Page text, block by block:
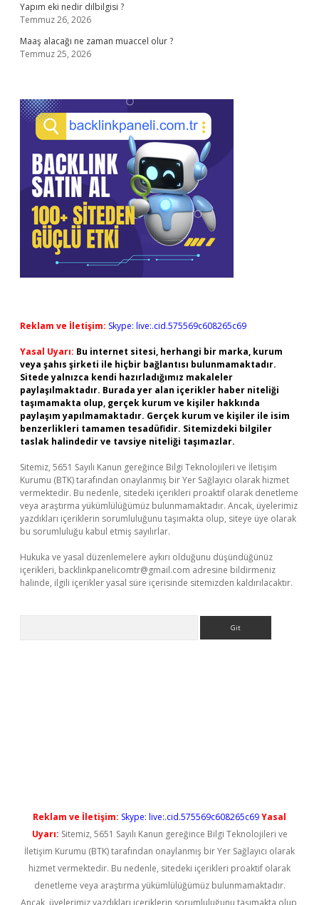
Yapım eki nedir dilbilgisi ?
Temmuz 26, 2026
Maaş alacağı ne zaman muaccel olur ?
Temmuz 25, 2026
Reklam ve İletişim: Skype: live:.cid.575569c608265c69
Yasal Uyarı: Bu internet sitesi, herhangi bir marka, kurum
veya şahıs şirketi ile hiçbir bağlantısı bulunmamaktadır.
Sitede yalnızca kendi hazırladığımız makaleler
paylaşılmaktadır. Burada yer alan içerikler haber niteliği
taşımamakta olup, gerçek kurum ve kişiler hakkında
paylaşım yapılmamaktadır. Gerçek kurum ve kişiler ile isim
benzerlikleri tamamen tesadüfidir. Sitemizdeki bilgiler
taslak halindedir ve tavsiye niteliği taşımazlar.
Sitemiz, 5651 Sayılı Kanun gereğince Bilgi Teknolojileri ve İletişim
Kurumu (BTK) tarafından onaylanmış bir Yer Sağlayıcı olarak hizmet
vermektedir. Bu nedenle, sitedeki içerikleri proaktif olarak denetleme
veya araştırma yükümlülüğümüz bulunmamaktadır. Ancak, üyelerimiz
yazdıkları içeriklerin sorumluluğunu taşımakta olup, siteye üye olarak
bu sorumluluğu kabul etmiş sayılırlar.
Hukuka ve yasal düzenlemelere aykırı olduğunu düşündüğünüz
içerikleri, backlinkpanelicomtr@gmail.com adresine bildirmeniz
halinde, ilgili içerikler yasal süre içerisinde sitemizden kaldırılacaktır.
Reklam ve İletişim: Skype: live:.cid.575569c608265c69Yasal
Uyarı: Sitemiz, 5651 Sayılı Kanun gereğince Bilgi Teknolojileri ve
İletişim Kurumu (BTK) tarafından onaylanmış bir Yer Sağlayıcı olarak
hizmet vermektedir. Bu nedenle, sitedeki içerikleri proaktif olarak
denetleme veya araştırma yükümlülüğümüz bulunmamaktadır.
Ancak, üyelerimiz yazdıkları içeriklerin sorumluluğunu taşımakta olup,